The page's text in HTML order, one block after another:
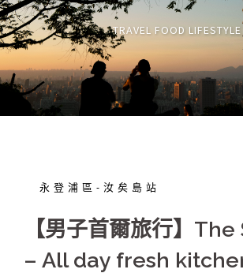
TRAVEL FOOD LIFESTYLE
永登浦區-汝矣島站
【男子首爾旅行】
– All day fresh